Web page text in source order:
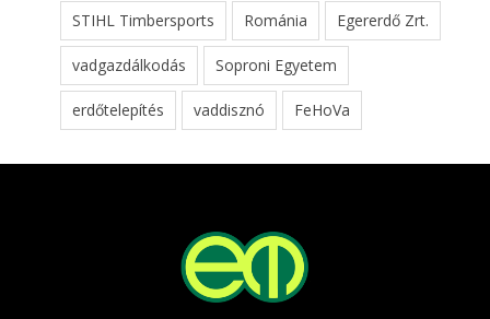
STIHL Timbersports Románia Egererdő Zrt.
vadgazdálkodás Soproni Egyetem
erdőtelepítés vaddisznó FeHoVa